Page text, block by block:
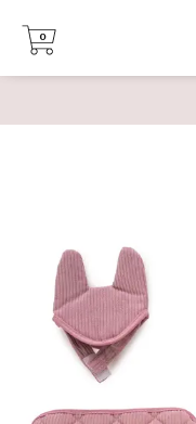
0
0